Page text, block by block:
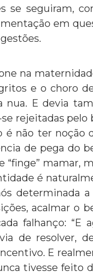
se seguiram,
em
na
e o choro
nua. E devia
rejeitadas pelo
é não ter noção
de pega do
mamar,
é
determinada
acalmar o
falhanço: “E
de resolver,
E
tivesse feito